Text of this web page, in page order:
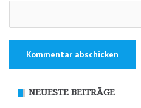
NEUESTE BEITRÄGE